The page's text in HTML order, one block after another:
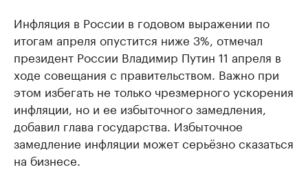
Инфляция в России в годовом выражении по
итогам апреля опустится ниже 3%, отмечал
президент России Владимир Путин 11 апреля в
ходе совещания с правительством. Важно при
этом избегать не только чрезмерного ускорения
инфляции, но и ее избыточного замедления,
добавил глава государства. Избыточное
замедление инфляции может серьёзно сказаться
на бизнесе.